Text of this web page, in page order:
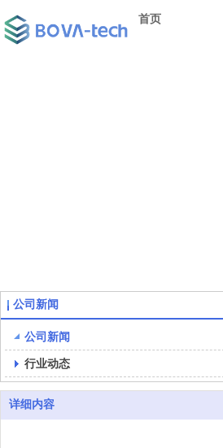
首页
公司新闻
公司新闻
行业动态
详细内容